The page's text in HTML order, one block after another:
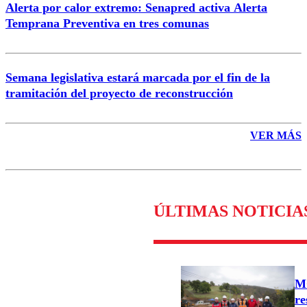
Alerta por calor extremo: Senapred activa Alerta
Temprana Preventiva en tres comunas
Semana legislativa estará marcada por el fin de la
tramitación del proyecto de reconstrucción
VER MÁS
ÚLTIMAS